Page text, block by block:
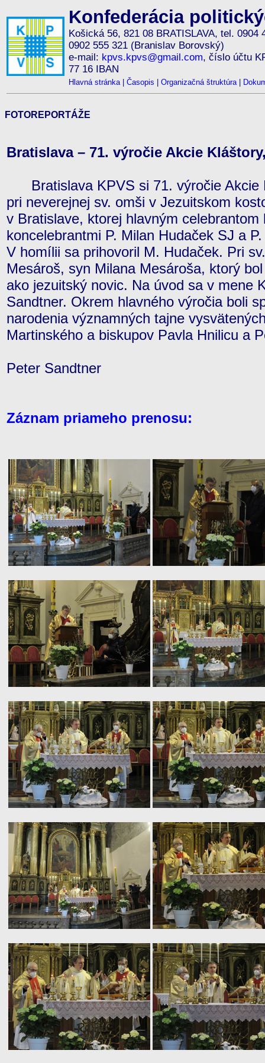
Konfederácia
Košická 56, 821 08 BRATISLAVA, tel. 0904
0902 555 321 (Branislav Borovský)
e-mail: kpvs.kpvs@gmail.com, číslo účtu
77 16 IBAN
Hlavná stránka| Časopis Organizačná štruktúra|
FOTOREPORTÁŽE
Bratislava – 71. výročie Akcie
Bratislava KPVS si 71. výročie Akcie
pri neverejnej sv. omši v Jezuitskom
v Bratislave, ktorej hlavným
koncelebrantmi P. Milan Hudaček SJ a
V homílii sa prihovoril M. Hudaček. Pri
Mesároš, syn Milana Mesároša, ktorý
ako jezuitský novic. Na úvod sa v mene
Sandtner. Okrem hlavného výročia boli
narodenia významných tajne
Martinského a biskupov Pavla Hnilicu a
Peter Sandtner
Záznam priameho prenosu: